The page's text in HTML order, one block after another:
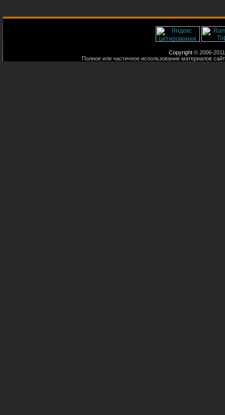
Copyright © 2006-
Полное или частичное использование материалов